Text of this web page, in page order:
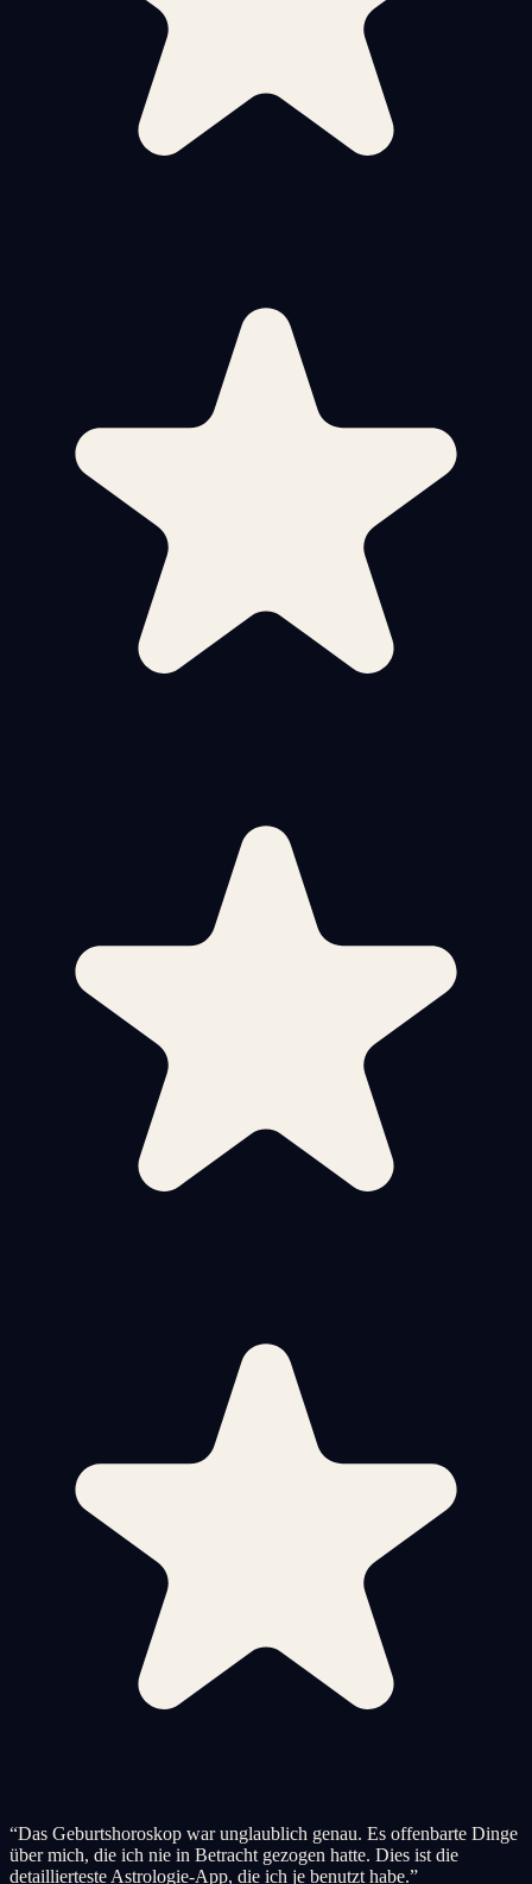
“Das Geburtshoroskop war unglaublich genau. Es offenbarte Dinge
über mich, die ich nie in Betracht gezogen hatte. Dies ist die
detaillierteste Astrologie-App, die ich je benutzt habe.”